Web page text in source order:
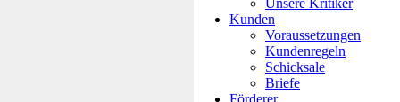
Unsere Kritiker
Kunden
Voraussetzungen
Kundenregeln
Schicksale
Briefe
Förderer